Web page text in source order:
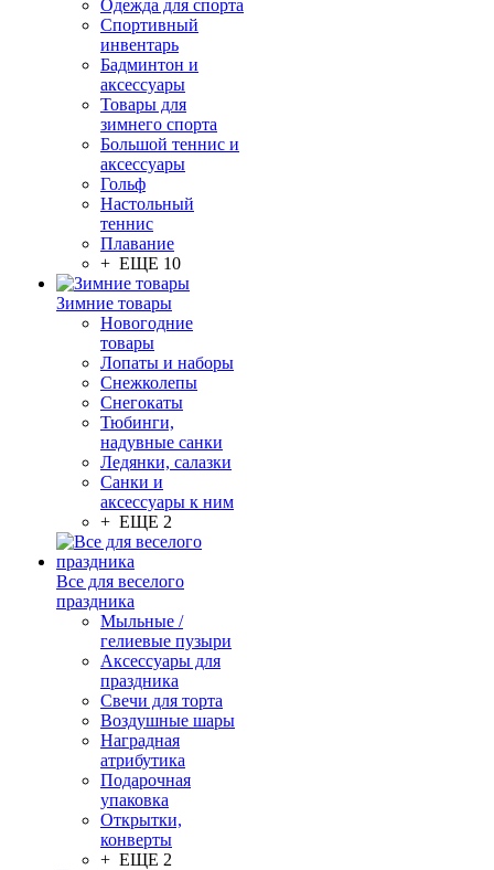
Одежда для спорта
Спортивный
инвентарь
Бадминтон и
аксессуары
Товары для
зимнего спорта
Большой теннис и
аксессуары
Гольф
Настольный
теннис
Плавание
+ ЕЩЕ 10
Зимние товары
Новогодние
товары
Лопаты и наборы
Снежколепы
Снегокаты
Тюбинги,
надувные санки
Ледянки, салазки
Санки и
аксессуары к ним
+ ЕЩЕ 2
Все для веселого
праздника
Мыльные /
гелиевые пузыри
Аксессуары для
праздника
Свечи для торта
Воздушные шары
Наградная
атрибутика
Подарочная
упаковка
Открытки,
конверты
+ ЕЩЕ 2